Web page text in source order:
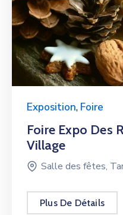
Exposition, Foire
Foire Expo Des
Village
Salle des fêtes,
Plus De Détails